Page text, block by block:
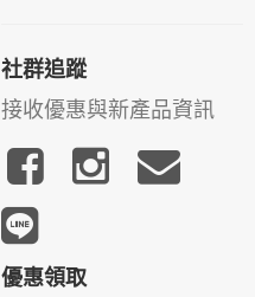
社群追蹤
接收優惠與新產品資訊
優惠領取